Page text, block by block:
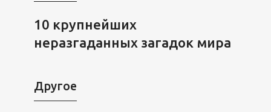
10 крупнейших
неразгаданных загадок мира
Другое